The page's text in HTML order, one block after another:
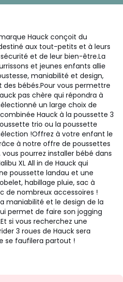
Hauck conçoit du
aux tout-petits et à leurs
et de leur bien-être.La
et jeunes enfants allie
maniabilité et design,
bébés.Pour vous permettre
pas chère qui répondra à
un large choix de
Hauck à la poussette 3
trio ou la poussette
!Offrez à votre enfant le
à notre offre de poussettes
vous pourrez installer bébé dans
XL All in de Hauck qui
poussette landau et une
habillage pluie, sac à
de nombreux accessoires !
maniabilité et le design de la
permet de faire son jogging
si vous recherchez une
3 roues de Hauck sera
se faufilera partout !